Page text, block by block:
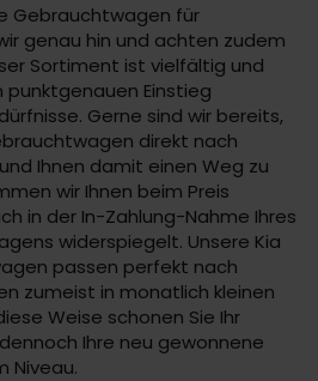
Gebrauchtwagen für
genau hin und achten zudem
Sortiment ist vielfältig und
Einstieg
Gerne sind wir bereits,
direkt nach
Ihnen damit einen Weg zu
wir Ihnen beim Preis
in der In-Zahlung-Nahme Ihres
widerspiegelt. Unsere Kia
passen perfekt nach
zumeist in monatlich kleinen
Weise schonen Sie Ihr
Ihre neu gewonnene
Niveau.